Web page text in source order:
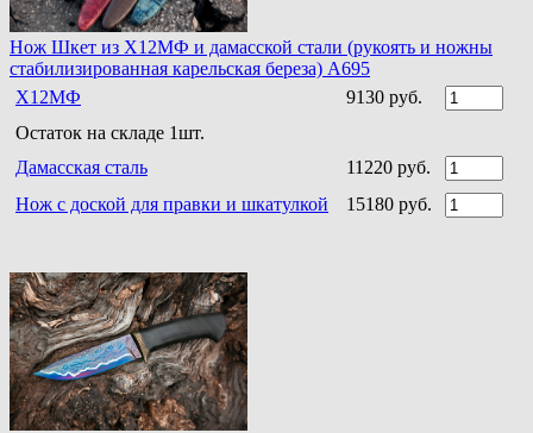
Нож Шкет из Х12МФ и дамасской стали (рукоять и ножны
стабилизированная карельская береза) A695
Х12МФ
9130 руб.
Остаток на складе 1шт.
Дамасская сталь
11220 руб.
Нож с доской для правки и шкатулкой
15180 руб.